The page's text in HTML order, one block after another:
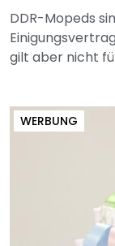
DDR-Mopeds
gilt aber nicht
WERBUNG